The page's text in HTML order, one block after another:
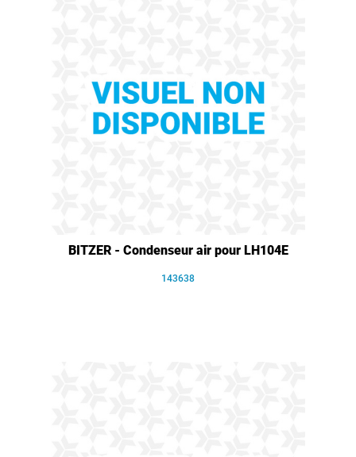
BITZER - Condenseur air pour LH104E
143638